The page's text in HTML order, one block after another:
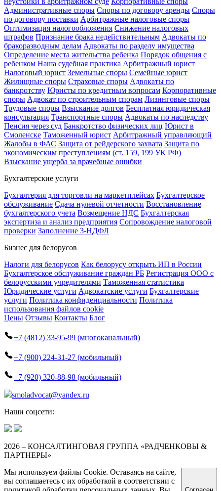
Административные споры Споры по договору аренды Споры
по договору поставки Арбитражные налоговые споры
Оптимизация налогообложения Снижение налоговых
штрафов Признание брака недействительным Адвокаты по
бракоразводным делам Адвокаты по разделу имущества
Определение места жительства ребенка Порядок общения с
ребенком Наша судебная практика Арбитражный юрист
Налоговый юрист Земельные споры Семейные юрист
Жилищные споры Страховые споры Адвокаты по
банкротству Юристы по кредитным вопросам Корпоративные
споры Адвокат по строительным спорам Лизинговые споры
Трудовые споры Взыскание долгов Бесплатная юридическая
консультация Транспортные споры Адвокаты по наследству
Пенсия через суд Банкротство физических лиц Юрист в
Смоленске Таможенный юрист Арбитражный управляющий
Жалобы в ФАС Защита от рейдерского захвата Защита по
экономическим преступлениям (ст. 159, 199 УК РФ)
Взыскание ущерба за врачебные ошибки
Бухгалтерские услуги
Бухгалтерия для торговли на маркетплейсах Бухгалтерское
обслуживание Сдача нулевой отчетности Восстановление
бухгалтерского учета Возмещение НДС Бухгалтерская
экспертиза и анализ предприятия Сопровождение налоговой
проверки Заполнение 3-НДФЛ
Бизнес для белорусов
Налоги для белорусов Как белорусу открыть ИП в России
Бухгалтерское обслуживание граждан РБ Регистрация ООО с
белорусскими учредителями Таможенная статистика
Юридические услуги Адвокатские услуги Бухгалтерские
услуги Политика конфиденциальности Политика
использования файлов cookie
Цены Отзывы Контакты Блог
+7 (4812) 33-95-99 (многоканальный)
+7 (900) 224-31-27 (мобильный)
+7 (920) 320-88-98 (мобильный)
smoladvocat@yandex.ru
Наши соцсети:
2026 – КОНСАЛТИНГОВАЯ ГРУППА «РАДЧЕНКОВЫ &
ПАРТНЕРЫ»
Мы используем файлы Cookie. Оставаясь на сайте,
вы соглашаетесь с их обработкой в соответствии с